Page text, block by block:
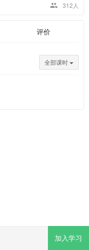
312人
加入学习
评价
全部课时